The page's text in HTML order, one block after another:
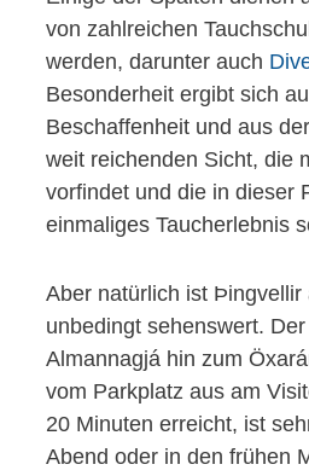
von zahlreichen
werden, darunter auch
Besonderheit ergibt sich
Beschaffenheit und aus
weit reichenden Sicht, die
vorfindet und die in dieser
einmaliges Taucherlebnis
Aber natürlich ist Þingvellir
unbedingt sehenswert.
Almannagjá hin zum
vom Parkplatz aus am
20 Minuten erreicht, ist
Abend oder in den frühen